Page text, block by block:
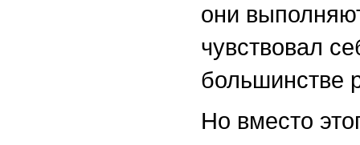
они
чувствовал
большинстве
Но вместо